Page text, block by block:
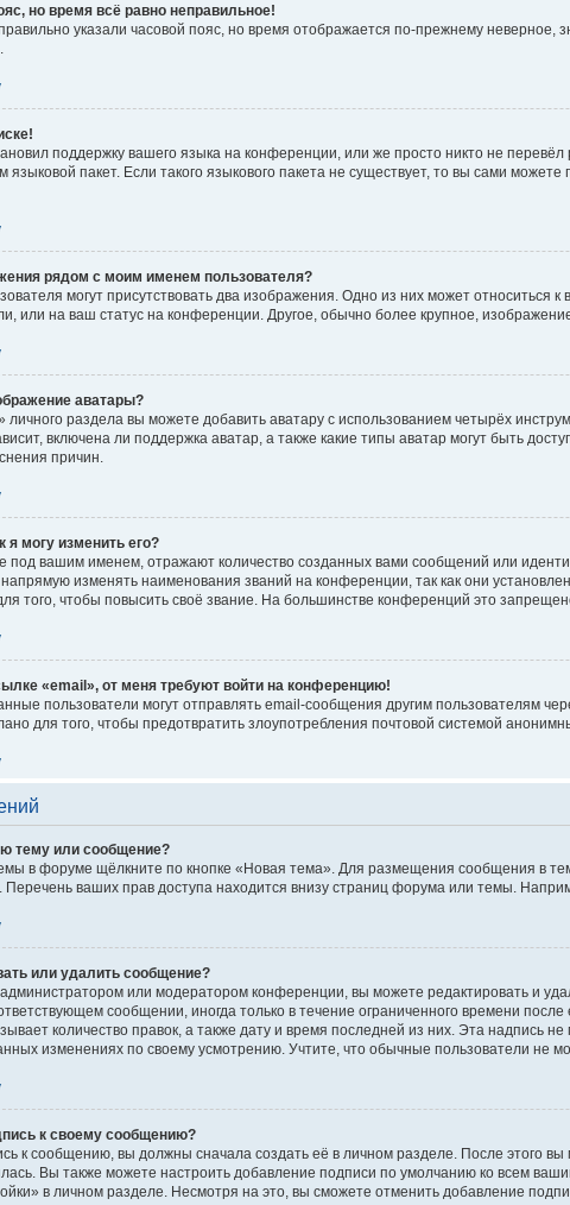
но время всё равно неправильное!
указали часовой пояс, но время отображается по-прежнему
поддержку вашего языка на конференции, или же просто никто не
языковой пакет. Если такого языкового пакета не существует, то вы сами
рядом с моим именем пользователя?
могут присутствовать два изображения. Одно из них может относиться
или на ваш статус на конференции. Другое, обычно более крупное,
аватары?
раздела вы можете добавить аватару с использованием четырёх
включена ли поддержка аватар, а также какие типы аватар могут быть
причин.
я могу изменить его?
под вашим именем, отражают количество созданных вами сообщений или
изменять наименования званий на конференции, так как они
того, чтобы повысить своё звание. На большинстве конференций это
«email», от меня требуют войти на конференцию!
пользователи могут отправлять email-сообщения другим пользователям
для того, чтобы предотвратить злоупотребления почтовой системой
тему или сообщение?
в форуме щёлкните по кнопке «Новая тема». Для размещения сообщения в
Перечень ваших прав доступа находится внизу страниц форума или темы.
или удалить сообщение?
или модератором конференции, вы можете редактировать и
сообщении, иногда только в течение ограниченного времени
количество правок, а также дату и время последней из них. Эта надпись
изменениях по своему усмотрению. Учтите, что обычные пользователи не
к своему сообщению?
к сообщению, вы должны сначала создать её в личном разделе. После этого
Вы также можете настроить добавление подписи по умолчанию ко всем
в личном разделе. Несмотря на это, вы сможете отменить добавление